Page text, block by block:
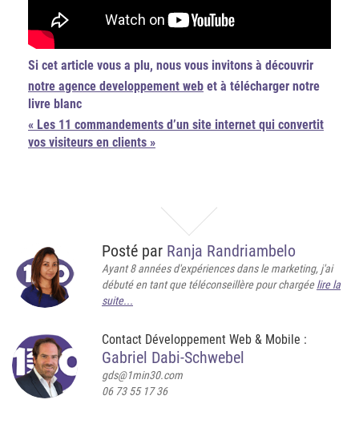
Si cet article vous a plu, nous vous invitons à découvrir
notre agence developpement web et à télécharger notre
livre blanc
« Les 11 commandements d’un site internet qui convertit
vos visiteurs en clients »
Posté par Ranja Randriambelo
Ayant 8 années d'expériences dans le marketing, j'ai
débuté en tant que téléconseillère pour chargéelire la
suite...
Contact Développement Web & Mobile :
Gabriel Dabi-Schwebel
gds@1min30.com
06 73 55 17 36